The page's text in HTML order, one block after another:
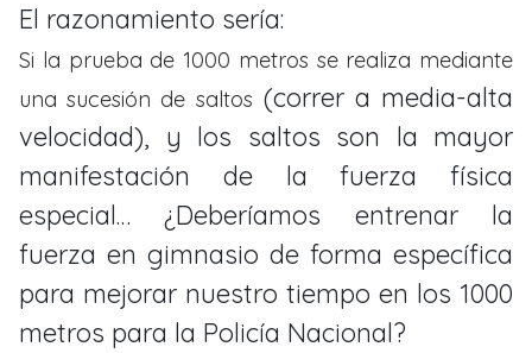
El razonamiento sería:
Si la prueba de 1000 metros se realiza mediante
una sucesión de saltos (correr a media-alta
velocidad), y los saltos son la mayor
manifestación de la fuerza física
especial… ¿Deberíamos entrenar la
fuerza en gimnasio de forma específica
para mejorar nuestro tiempo en los 1000
metros para la Policía Nacional?